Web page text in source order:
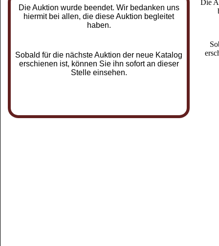
Die Auktion wurde beendet. Wir bedanken uns
hiermit bei allen, die diese Auktion begleitet
haben.
Sobald für die nächste Auktion der neue Katalog
erschienen ist, können Sie ihn sofort an dieser
Stelle einsehen.
Die